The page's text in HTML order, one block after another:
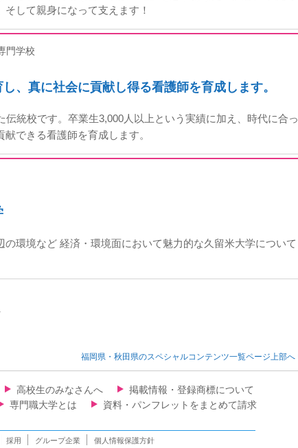
して親身になって支えます！
門学校
、真に社会に貢献し得る看護師を育成します。
伝統校です。卒業生3,000人以上という実績に加え、時代に合っ
できる看護師を育成します。
環境など 経済・環境⾯において魅力的な久留米大学について
福岡県・秋田県のスペシャルコンテンツ一覧ページ上部へ
高校生のみなさんへ
掲載情報・登録商標について
専門職大学とは 資料・パンフレットをまとめて請求
採用 グループ企業 個人情報保護方針